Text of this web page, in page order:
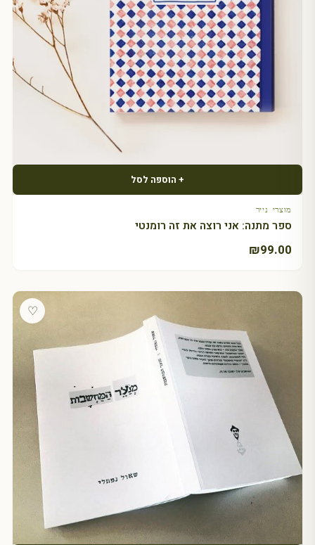
+ הוספה לסל
מוצרי נייר
ספר מתנה: אני רוצה את זה רומנטי
₪99.00
♡